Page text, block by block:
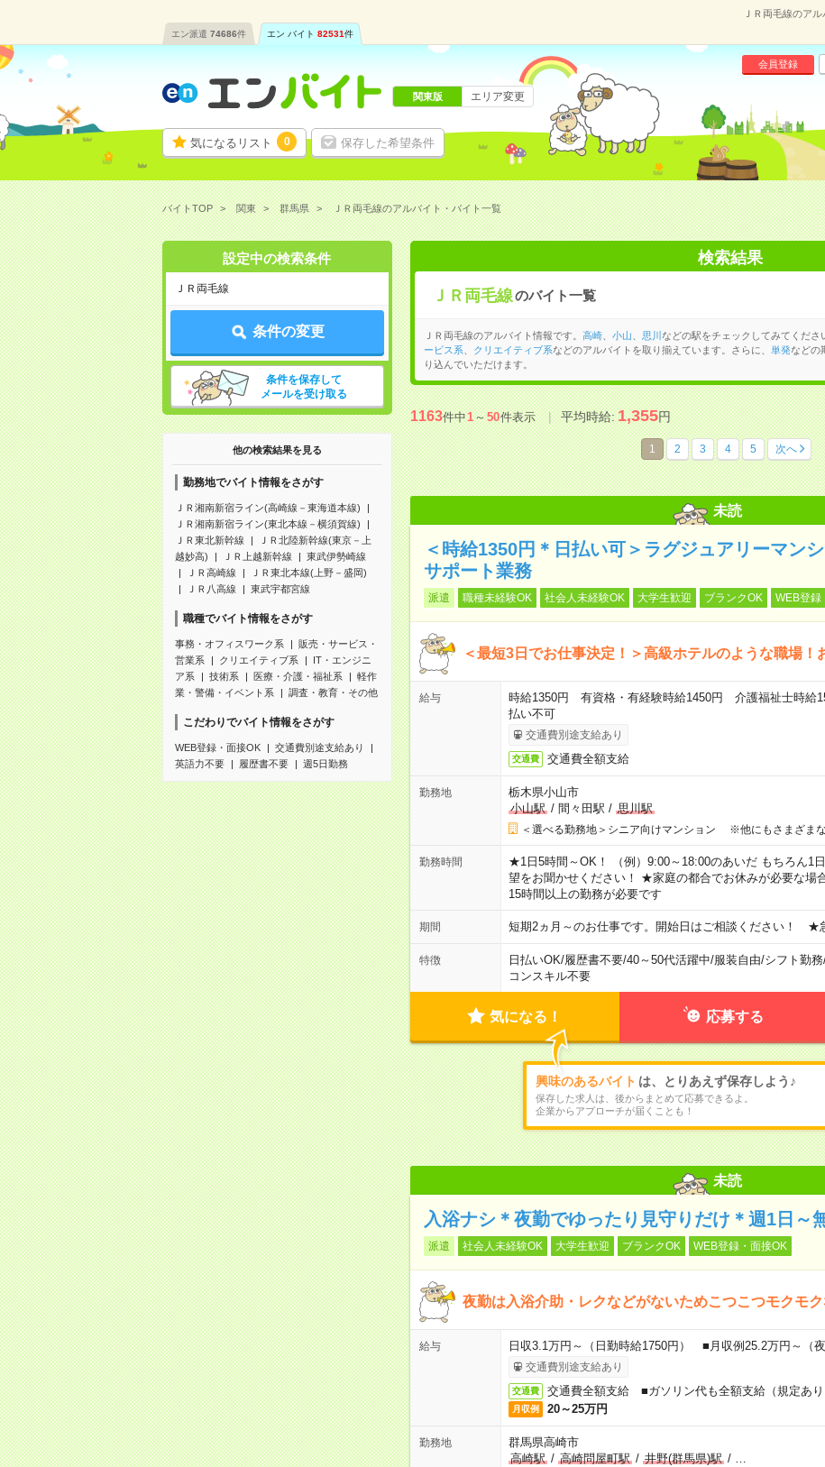
ＪＲ両毛線のア
エン派遣 74686件 エン バイト 82531件
気になるリスト 0 保存した希望条件
会員登録
関東版 エリア変更
バイトTOP 関東 群馬県 ＪＲ両毛線のアルバイト・バイト一覧
設定中の検索条件
ＪＲ両毛線
条件の変更
条件を保存して
メールを受け取る
他の検索結果を見る
勤務地でバイト情報をさがす
ＪＲ湘南新宿ライン(高崎線－東海道本線)
ＪＲ湘南新宿ライン(東北本線－横須賀線)
ＪＲ東北新幹線
ＪＲ北陸新幹線(東京－上
越妙高)
ＪＲ上越新幹線
東武伊勢崎線
ＪＲ高崎線
ＪＲ東北本線(上野－盛岡)
ＪＲ八高線
東武宇都宮線
職種でバイト情報をさがす
事務・オフィスワーク系
販売・サービス・
営業系
クリエイティブ系
IT・エンジニ
ア系
技術系 医療・介護・福祉系
軽作
業・警備・イベント系
調査・教育・その他
こだわりでバイト情報をさがす
WEB登録・面接OK
交通費別途支給あり
英語力不要
履歴書不要 週5日勤務
検索結果
ＪＲ両毛線のバイト一覧
ＪＲ両毛線のアルバイト情報です。 高崎、 小山 思川 などの駅をチェックしてみてくださ
ービス系
クリエイティブ系などのアルバイトを取り揃えています。さらに、 単発などの
り込んでいただけます。
1163件中1～50件表示 平均時給:1,355円
1 2 3 4 5 次へ
未読
＜時給1350円＊日払い可＞ラグジュアリーマン
サポート業務
派遣 職種未経験OK 社会人未経験OK 大学生歓迎 ブランクOK WEB登録
＜最短3日でお仕事決定！＞高級ホテルのような職場！
給与
時給1350円 有資格・有経験時給1450円 介護福祉士時給
払い不可
交通費別途支給あり
交通費 交通費全額支給
勤務地
栃木県小山市
小山駅/ 間々田駅 / 思川駅
＜選べる勤務地＞シニア向けマンション ※他にもさまざまな
勤務時間
★1日5時間～OK！ （例）9:00～18:00のあいだ もちろん1
望をお聞かせください！ ★家庭の都合でお休みが必要な場
15時間以上の勤務が必要です
期間 短期2ヵ月～のお仕事です。開始日はご相談ください！ ★
特徴 日払いOK/履歴書不要/40～50代活躍中/服装自由/シフト勤務
コンスキル不要
気になる！ 応募する
興味のあるバイト は、とりあえず保存しよう♪
保存した求人は、後からまとめて応募できるよ。
企業からアプローチが届くことも！
未読
入浴ナシ＊夜勤でゆったり見守りだけ＊週1日～
派遣 社会人未経験OK 大学生歓迎 ブランクOK WEB登録・面接OK
夜勤は入浴介助・レクなどがないためこつこつモクモ
給与 日収3.1万円～（日勤時給1750円） ■月収例25.2万円～（夜
交通費別途支給あり
交通費 交通費全額支給 ■ガソリン代も全額支給（規定あ
月収例 20～25万円
勤務地
群馬県高崎市
高崎駅/ 高崎問屋町駅/ 井野(群馬県)駅/